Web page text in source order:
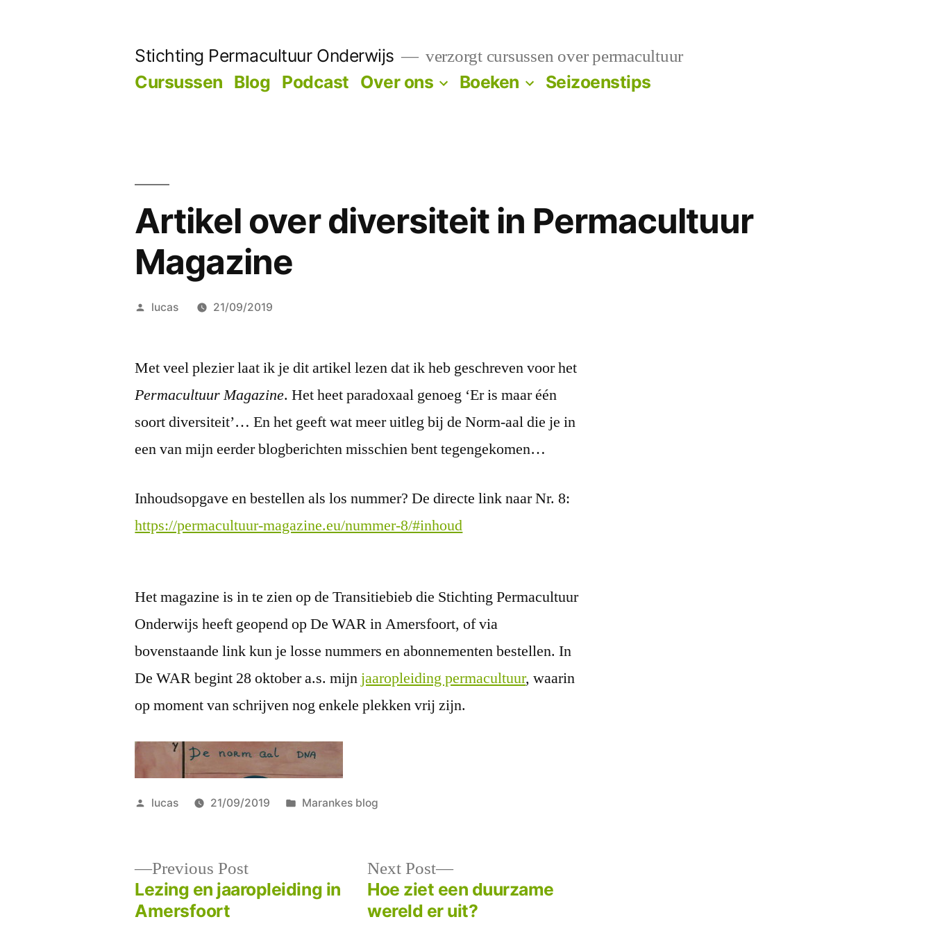
Stichting Permacultuur Onderwijs verzorgt cursussen over permacultuur
Cursussen Blog Podcast Over ons Boeken Seizoenstips
Artikel over diversiteit in Permacultuur
Magazine
Posted
lucas 21/09/2019
Met veel plezier laat ik je dit artikel lezen dat ik heb geschreven voor het
Permacultuur Magazine. Het heet paradoxaal genoeg ‘Er is maar één
soort diversiteit’… En het geeft wat meer uitleg bij de Norm-aal die je in
een van mijn eerder blogberichten misschien bent tegengekomen…
Inhoudsopgave en bestellen als los nummer? De directe link naar Nr. 8:
https://permacultuur-magazine.eu/nummer-8/#inhoud
Het magazine is in te zien op de Transitiebieb die Stichting Permacultuur
Onderwijs heeft geopend op De WAR in Amersfoort, of via
bovenstaande link kun je losse nummers en abonnementen bestellen. In
De WAR begint 28 oktober a.s. mijnjaaropleiding permacultuur, waarin
op moment van schrijven nog enkele plekken vrij zijn.
Posted
lucas 21/09/2019
Posted
Marankes blog
Previous PostPrevious
post:
Lezing en jaaropleiding in
Amersfoort
Next Post
Next
post:
Hoe ziet een duurzame
wereld er uit?